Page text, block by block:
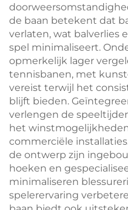
de baan betekent dat
verlaten, wat balverlies
spel minimaliseert.
opmerkelijk lager
tennisbanen, met
vereist terwijl het
blijft bieden.
verlengen de
het
commerciële
de ontwerp zijn
hoeken en
minimaliseren
spelerervaring